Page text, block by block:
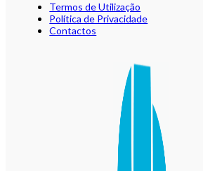
Termos de Utilização
Política de Privacidade
Contactos